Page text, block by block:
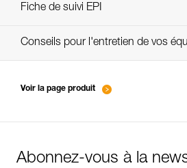
verif-EPI-assureur-
Fiche de suivi EPI
verif-EPI-assureur-
Conseils pour l'entretien de vos
Voir la page produit
Abonnez-vous à la